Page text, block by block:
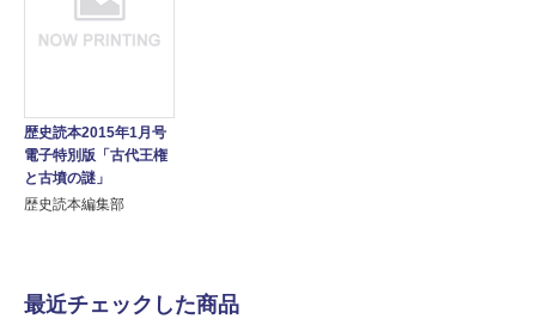
歴史読本2015年1月号
電子特別版「古代王権
と古墳の謎」
歴史読本編集部
最近チェックした商品